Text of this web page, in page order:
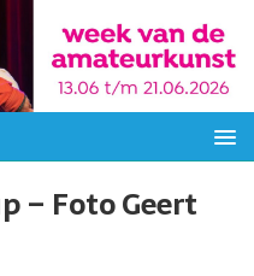
– Foto Geert